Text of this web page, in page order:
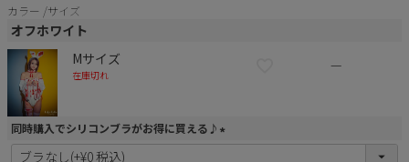
カラー
サイズ
オフホワイト
Mサイズ
在庫切れ
—
同時購入でシリコンブラがお得に買える♪
(